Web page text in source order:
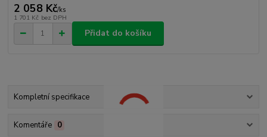
2 058 Kč/ks
1 701 Kč bez DPH
Přidat do košíku
Kompletní specifikace
Komentáře 0